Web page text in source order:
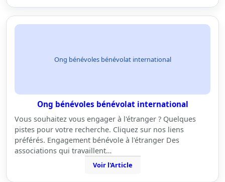
Ong bénévoles bénévolat international
Ong bénévoles bénévolat international
Vous souhaitez vous engager à l'étranger ? Quelques
pistes pour votre recherche. Cliquez sur nos liens
préférés. Engagement bénévole à l'étranger Des
associations qui travaillent…
Voir l'Article